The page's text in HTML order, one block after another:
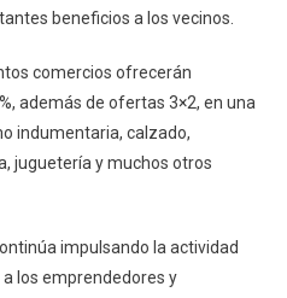
beneficios a los vecinos.
comercios ofrecerán
además de ofertas 3×2, en una
indumentaria, calzado,
juguetería y muchos otros
impulsando la actividad
los emprendedores y